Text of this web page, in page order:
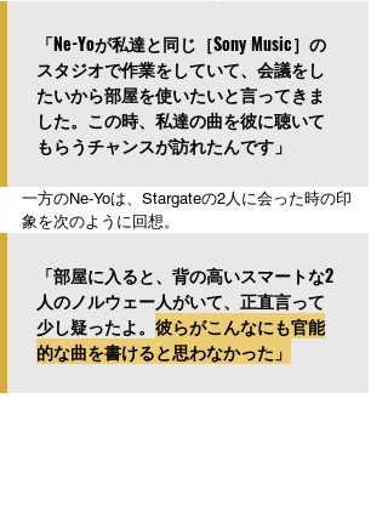
「Ne-Yoが私達と同じ［Sony Music］の
スタジオで作業をしていて、会議をし
たいから部屋を使いたいと言ってきま
した。この時、私達の曲を彼に聴いて
もらうチャンスが訪れたんです」
一方のNe-Yoは、Stargateの2人に会った時の印
象を次のように回想。
「部屋に入ると、背の高いスマートな2
人のノルウェー人がいて、正直言って
少し疑ったよ。 彼らがこんなにも官能
的な曲を書けると思わなかった」